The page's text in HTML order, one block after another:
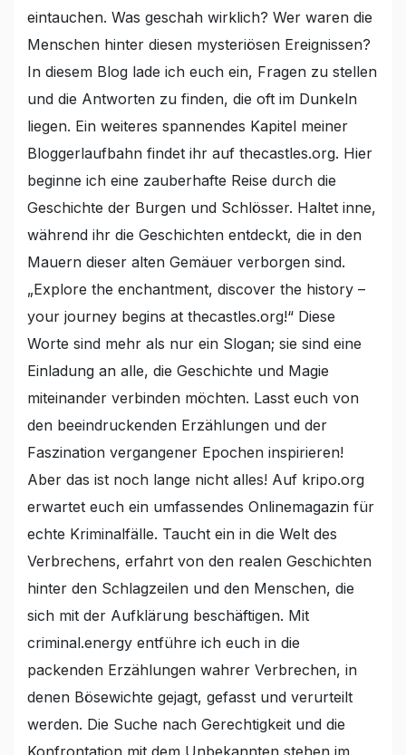
eintauchen. Was geschah wirklich? Wer waren die
Menschen hinter diesen mysteriösen Ereignissen?
In diesem Blog lade ich euch ein, Fragen zu stellen
und die Antworten zu finden, die oft im Dunkeln
liegen. Ein weiteres spannendes Kapitel meiner
Bloggerlaufbahn findet ihr auf thecastles.org. Hier
beginne ich eine zauberhafte Reise durch die
Geschichte der Burgen und Schlösser. Haltet inne,
während ihr die Geschichten entdeckt, die in den
Mauern dieser alten Gemäuer verborgen sind.
„Explore the enchantment, discover the history –
your journey begins at thecastles.org!“ Diese
Worte sind mehr als nur ein Slogan; sie sind eine
Einladung an alle, die Geschichte und Magie
miteinander verbinden möchten. Lasst euch von
den beeindruckenden Erzählungen und der
Faszination vergangener Epochen inspirieren!
Aber das ist noch lange nicht alles! Auf kripo.org
erwartet euch ein umfassendes Onlinemagazin für
echte Kriminalfälle. Taucht ein in die Welt des
Verbrechens, erfahrt von den realen Geschichten
hinter den Schlagzeilen und den Menschen, die
sich mit der Aufklärung beschäftigen. Mit
criminal.energy entführe ich euch in die
packenden Erzählungen wahrer Verbrechen, in
denen Bösewichte gejagt, gefasst und verurteilt
werden. Die Suche nach Gerechtigkeit und die
Konfrontation mit dem Unbekannten stehen im